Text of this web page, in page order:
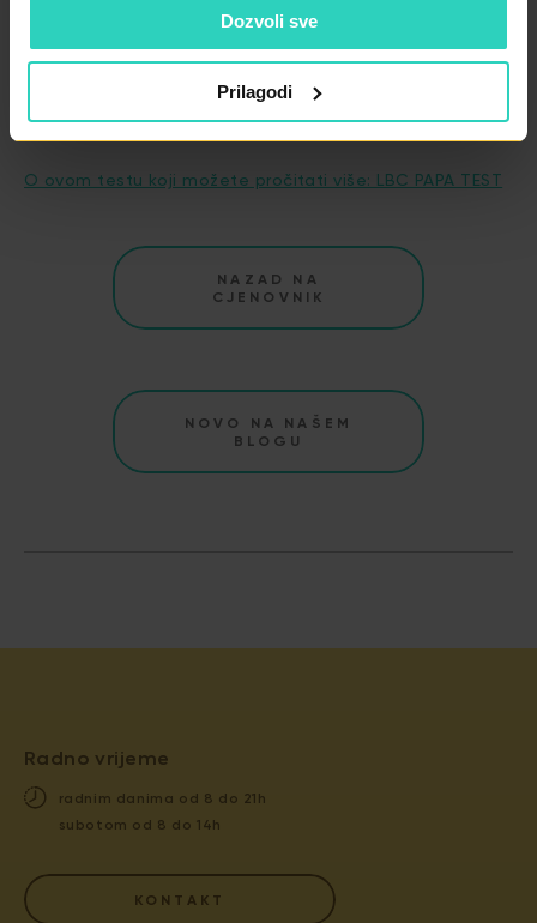
Dozvoli sve
Prilagodi
LBC PAPA TEST
O ovom testu koji možete pročitati više: LBC PAPA TEST
NAZAD NA
CJENOVNIK
NOVO NA NAŠEM
BLOGU
Radno vrijeme
radnim danima od 8 do 21h
subotom od 8 do 14h
KONTAKT